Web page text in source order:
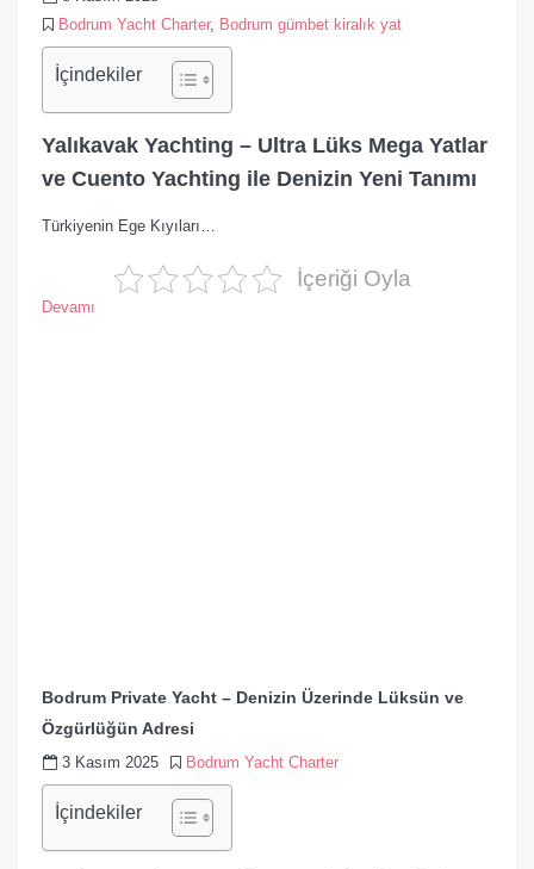
Bodrum Yacht Charter, Bodrum gümbet kiralık yat
İçindekiler
Yalıkavak Yachting – Ultra Lüks Mega Yatlar
ve Cuento Yachting ile Denizin Yeni Tanımı
Türkiyenin Ege Kıyıları…
İçeriği Oyla
Devamı
Bodrum Private Yacht – Denizin Üzerinde Lüksün ve
Özgürlüğün Adresi
3 Kasım 2025 Bodrum Yacht Charter
İçindekiler